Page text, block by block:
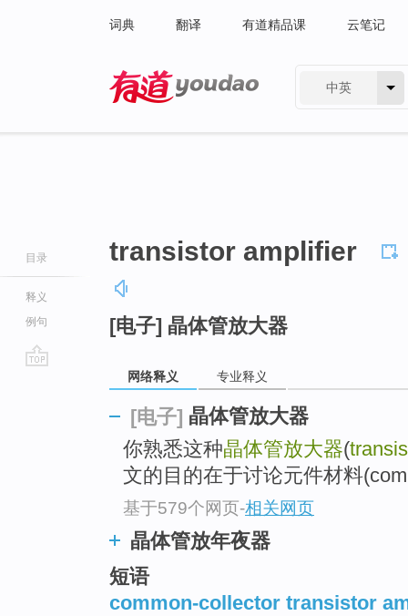
词典 翻译 有道精品课 云笔记
中英
目录
释义
例句
transistor amplifier
[电子] 晶体管放大器
网络释义 专业释义
[电子] 晶体管放大器
你熟悉这种晶体管放大器(
文的目的在于讨论元件材料
基于579个网页-相关网页
晶体管放年夜器
短语
common-collector transistor